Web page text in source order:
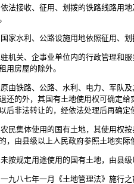
接收、征用、划拨的铁路线路用地
水利、公路设施用地依照征用、划
关、企事业单位内的行政管理和服
用房屋的除外。
铁路、公路、水利、电力、军队及
还的外，其国有土地使用权可确定
后非法转让的，经依法处理后再确定
集体使用的国有土地，其使用权按
，由县级以上人民政府参照土地实际
规定用途使用的国有土地，由县级
八七年一月《土地管理法》施行之